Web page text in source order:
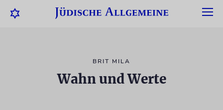
BRIT MILA
Wahn und Werte